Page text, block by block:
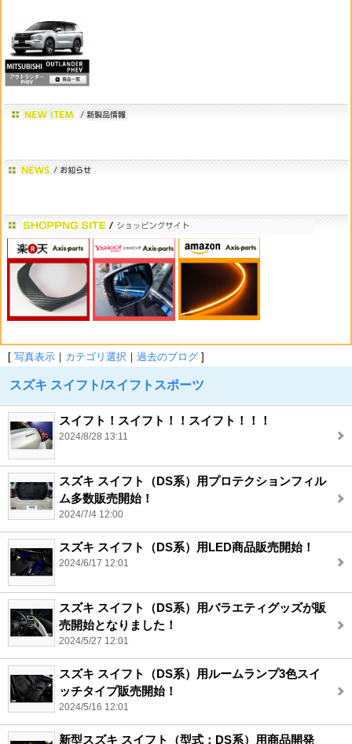
[ 写真表示 ｜ カテゴリ選択 ｜ 過去のブログ ]
スズキ スイフト/スイフトスポーツ
スイフト！スイフト！！スイフト！！！
2024/8/28 13:11
スズキ スイフト（DS系）用プロテクションフィル
ム多数販売開始！
2024/7/4 12:00
スズキ スイフト（DS系）用LED商品販売開始！
2024/6/17 12:01
スズキ スイフト（DS系）用バラエティグッズが販
売開始となりました！
2024/5/27 12:01
スズキ スイフト（DS系）用ルームランプ3色スイ
ッチタイプ販売開始！
2024/5/16 12:01
新型スズキ スイフト（型式：DS系）用商品開発